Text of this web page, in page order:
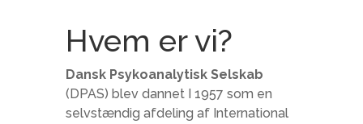
Hvem er vi?
Dansk Psykoanalytisk Selskab
(DPAS) blev dannet I 1957 som en
selvstændig afdeling af International